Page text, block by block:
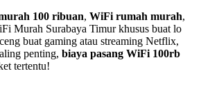
100 ribuan, WiFi rumah murah,
Murah Surabaya Timur khusus buat lo
buat gaming atau streaming Netflix,
penting, biaya pasang WiFi 100rb
tertentu!